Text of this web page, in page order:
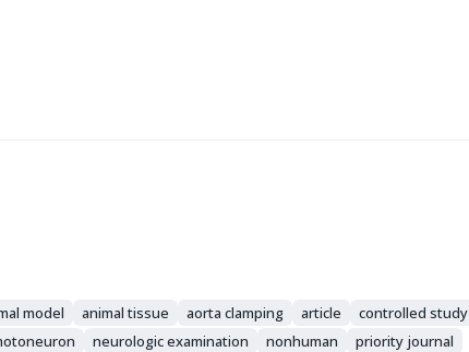
model animal tissue aorta clamping article
controlled study
neurologic examination nonhuman
priority journal